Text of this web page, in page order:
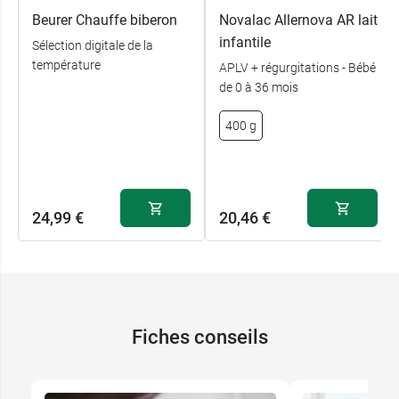
Beurer Chauffe biberon
Sélection digitale de la
température
24,99 €
Novalac Allernova AR lait
infantile
APLV + régurgitations - Bébé
de 0 à 36 mois
400 g
20,46 €
Fiches conseils